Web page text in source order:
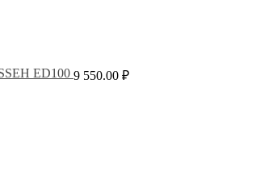
ED100 9 550.00 ₽